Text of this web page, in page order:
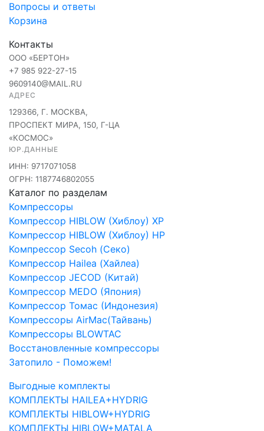
Вопросы и ответы
Корзина
Контакты
ООО «БЕРТОН»
+7 985 922-27-15
9609140@MAIL.RU
АДРЕС
129366, Г. МОСКВА,
ПРОСПЕКТ МИРА, 150, Г-ЦА
«КОСМОС»
ЮР.ДАННЫЕ
ИНН: 9717071058
ОГРН: 1187746802055
Каталог по разделам
Компрессоры
Компрессор HIBLOW (Хиблоу) XP
Компрессор HIBLOW (Хиблоу) HP
Компрессор Secoh (Секо)
Компрессор Hailea (Хайлеа)
Компрессор JECOD (Китай)
Компрессор MEDO (Япония)
Компрессор Томас (Индонезия)
Компрессоры AirMac(Тайвань)
Компрессоры BLOWTAC
Восстановленные компрессоры
Затопило - Поможем!
Выгодные комплекты
КОМПЛЕКТЫ HAILEA+HYDRIG
КОМПЛЕКТЫ HIBLOW+HYDRIG
КОМПЛЕКТЫ HIBLOW+MATALA